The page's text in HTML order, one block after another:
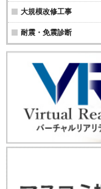
大規模改修工事
耐震・免震診断